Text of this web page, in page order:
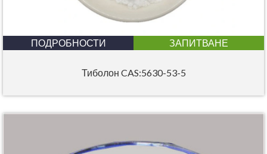
ПОДРОБНОСТИ ЗАПИТВАНЕ
Тиболон CAS:5630-53-5